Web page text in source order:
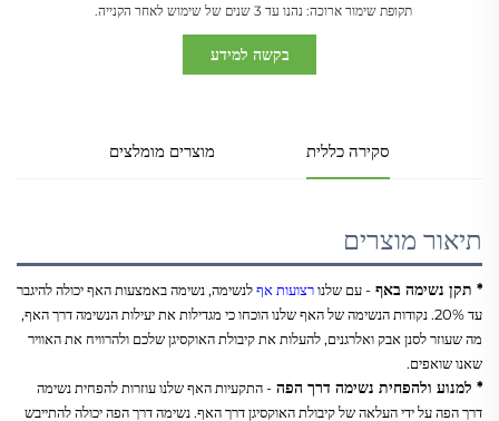
תקופת שימור ארוכה: נהנו עד 3 שנים של שימוש לאחר הקנייה.
בקשה למידע
סקירה כללית מוצרים מומלצים
תיאור מוצרים
* תקן נשימה באף - עם שלנו רצועות אף
שאנו שואפים.
* למנוע ולהפחית נשימה דרך הפה